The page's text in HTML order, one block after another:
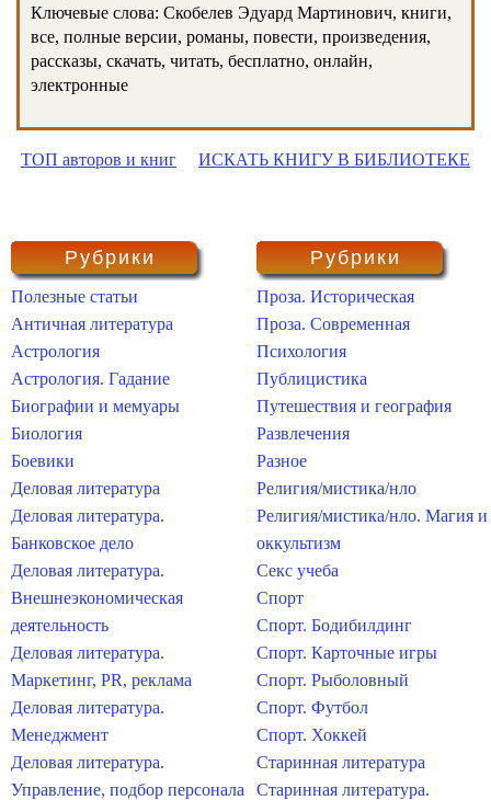
Ключевые слова: Скобелев Эдуард Мартинович, книги,
все, полные версии, романы, повести, произведения,
рассказы, скачать, читать, бесплатно, онлайн,
электронные
ТОП авторов и книг ИСКАТЬ КНИГУ В БИБЛИОТЕКЕ
Рубрики
Полезные статьи
Античная литература
Астрология
Астрология. Гадание
Биографии и мемуары
Биология
Боевики
Деловая литература
Деловая литература.
Банковское дело
Деловая литература.
Внешнеэкономическая
деятельность
Деловая литература.
Маркетинг, PR, реклама
Деловая литература.
Менеджмент
Деловая литература.
Управление, подбор персонала
Рубрики
Проза. Историческая
Проза. Современная
Психология
Публицистика
Путешествия и география
Развлечения
Разное
Религия/мистика/нло
Религия/мистика/нло. Магия и
оккультизм
Секс учеба
Спорт
Спорт. Бодибилдинг
Спорт. Карточные игры
Спорт. Рыболовный
Спорт. Футбол
Спорт. Хоккей
Старинная литература
Старинная литература.